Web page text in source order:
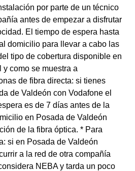
por parte de un técnico
antes de empezar a disfrutar
El tiempo de espera hasta
domicilio para llevar a cabo las
tipo de cobertura disponible en
y como se muestra a
de fibra directa: si tienes
de Valdeón con Vodafone el
es de 7 días antes de la
en Posada de Valdeón
de la fibra óptica. * Para
si en Posada de Valdeón
a la red de otra compañía
NEBA y tarda un poco